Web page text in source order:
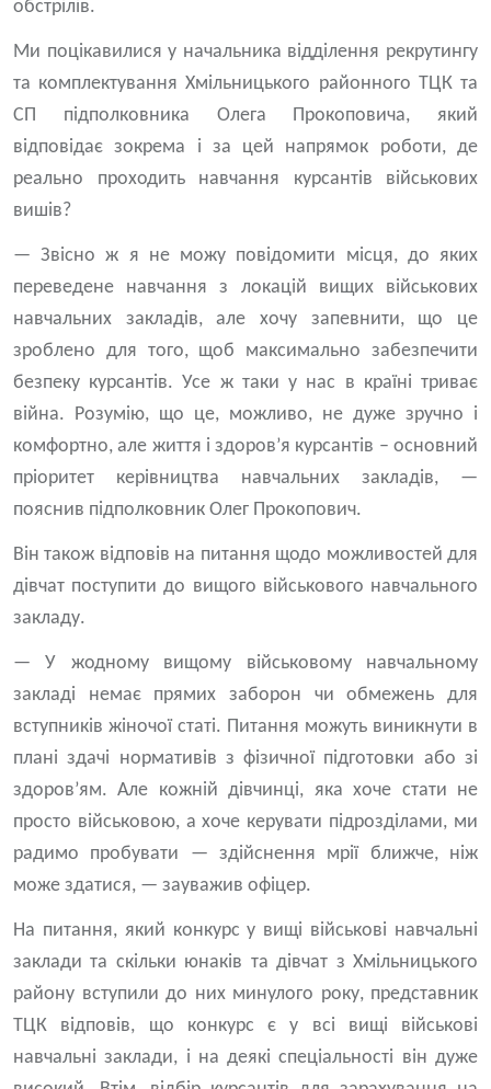
обстрілів.
Ми поцікавилися у начальника відділення рекрутингу
та комплектування Хмільницького районного ТЦК та
СП підполковника Олега Прокоповича, який
відповідає зокрема і за цей напрямок роботи, де
реально проходить навчання курсантів військових
вишів?
— Звісно ж я не можу повідомити місця, до яких
переведене навчання з локацій вищих військових
навчальних закладів, але хочу запевнити, що це
зроблено для того, щоб максимально забезпечити
безпеку курсантів. Усе ж таки у нас в країні триває
війна. Розумію, що це, можливо, не дуже зручно і
комфортно, але життя і здоров’я курсантів – основний
пріоритет керівництва навчальних закладів, —
пояснив підполковник Олег Прокопович.
Він також відповів на питання щодо можливостей для
дівчат поступити до вищого військового навчального
закладу.
— У жодному вищому військовому навчальному
закладі немає прямих заборон чи обмежень для
вступників жіночої статі. Питання можуть виникнути в
плані здачі нормативів з фізичної підготовки або зі
здоров’ям. Але кожній дівчинці, яка хоче стати не
просто військовою, а хоче керувати підрозділами, ми
радимо пробувати — здійснення мрії ближче, ніж
може здатися, — зауважив офіцер.
На питання, який конкурс у вищі військові навчальні
заклади та скільки юнаків та дівчат з Хмільницького
району вступили до них минулого року, представник
ТЦК відповів, що конкурс є у всі вищі військові
навчальні заклади, і на деякі спеціальності він дуже